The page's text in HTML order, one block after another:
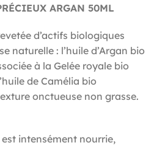
ARGAN 50ML
d’actifs biologiques
naturelle : l’huile d’Argan bio
à la Gelée royale bio
de Camélia bio
onctueuse non grasse.
intensément nourrie,